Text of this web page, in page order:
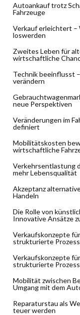
Autoankauf trotz
Fahrzeuge
Verkauf erleichtert –
loswerden
Zweites Leben für
wirtschaftliche
Technik beeinflusst
verändern
neue Perspektiven
Veränderungen im
definiert
Mobilitätskosten
wirtschaftliche
Verkehrsentlastung
mehr Lebensqualität
Akzeptanz
Handeln
Die Rolle von
Innovative Ansätze
Verkaufskonzepte
strukturierte
Verkaufskonzepte
strukturierte
Mobilität zwischen
Umgang mit dem
Reparaturstau als
teuer werden